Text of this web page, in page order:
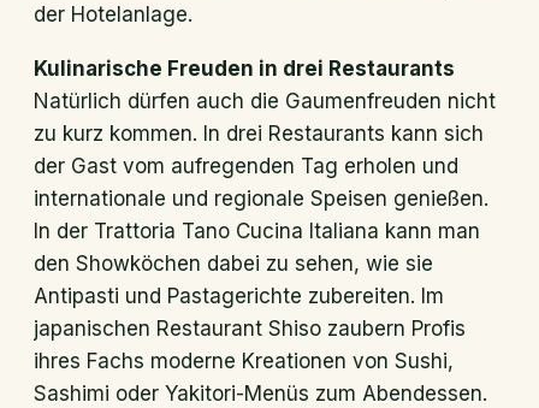
der Hotelanlage.
Kulinarische Freuden in drei Restaurants
Natürlich dürfen auch die Gaumenfreuden nicht
zu kurz kommen. In drei Restaurants kann sich
der Gast vom aufregenden Tag erholen und
internationale und regionale Speisen genießen.
In der Trattoria Tano Cucina Italiana kann man
den Showköchen dabei zu sehen, wie sie
Antipasti und Pastagerichte zubereiten. Im
japanischen Restaurant Shiso zaubern Profis
ihres Fachs moderne Kreationen von Sushi,
Sashimi oder Yakitori-Menüs zum Abendessen.